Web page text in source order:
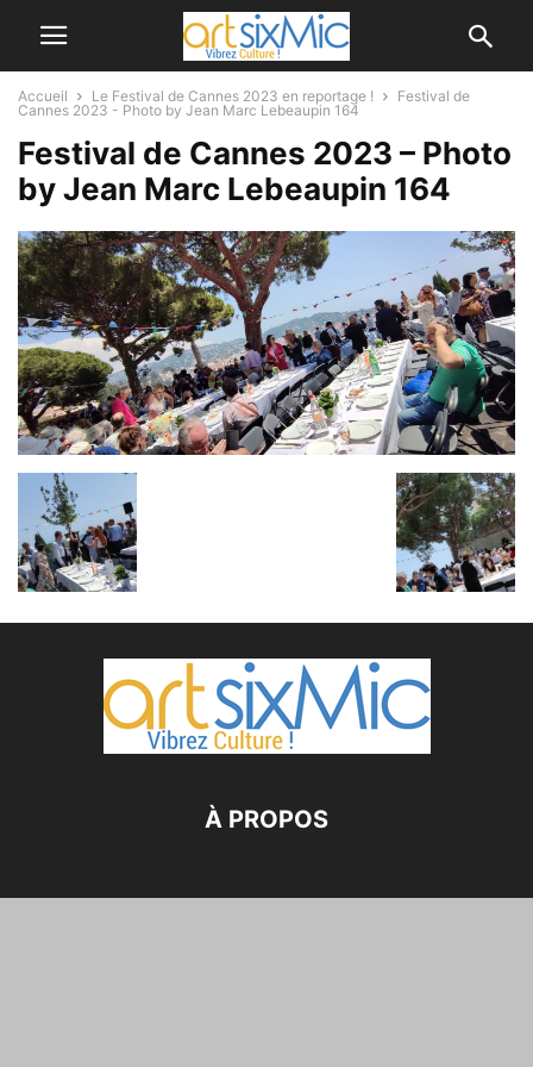
Accueil Le Festival de Cannes 2023 en reportage !
Festival de
Cannes 2023 - Photo by Jean Marc Lebeaupin 164
Festival de Cannes 2023 – Photo
by Jean Marc Lebeaupin 164
À PROPOS